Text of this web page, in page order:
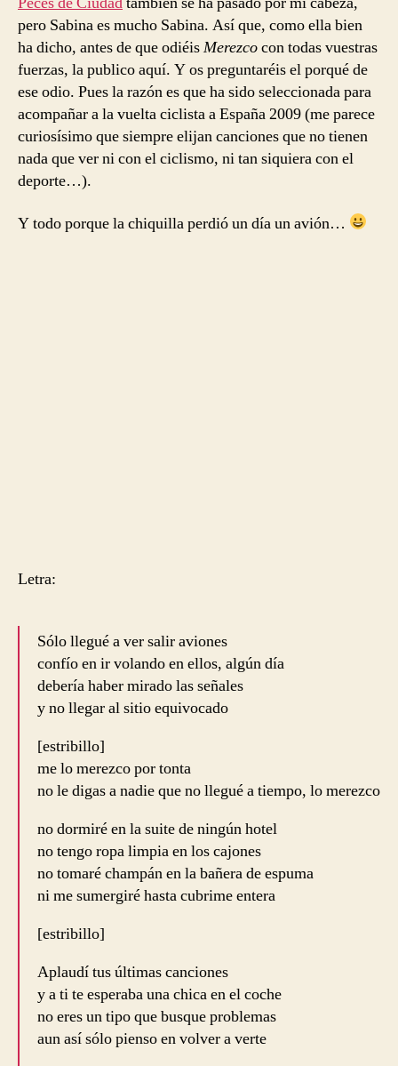
pero Sabina es mucho Sabina. Así que, como ella bien
ha dicho, antes de que odiéisMerezcocon todas vuestras
fuerzas, la publico aquí. Y os preguntaréis el porqué de
ese odio. Pues la razón es que ha sido seleccionada para
acompañar a la vuelta ciclista a España 2009 (me parece
curiosísimo que siempre elijan canciones que no tienen
nada que ver ni con el ciclismo, ni tan siquiera con el
deporte…).
Y todo porque la chiquilla perdió un día un avión…
Letra:
Sólo llegué a ver salir aviones
confío en ir volando en ellos, algún día
debería haber mirado las señales
y no llegar al sitio equivocado
[estribillo]
me lo merezco por tonta
no le digas a nadie que no llegué a tiempo, lo merezco
no dormiré en la suite de ningún hotel
no tengo ropa limpia en los cajones
no tomaré champán en la bañera de espuma
ni me sumergiré hasta cubrime entera
[estribillo]
Aplaudí tus últimas canciones
y a ti te esperaba una chica en el coche
no eres un tipo que busque problemas
aun así sólo pienso en volver a verte